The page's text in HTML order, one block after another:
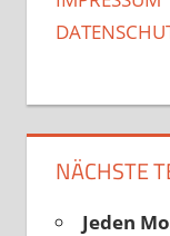
NÄCHSTE
Jeden